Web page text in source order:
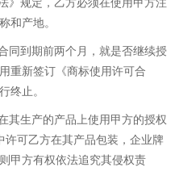
和产地。
同到期前两个月，就是否继续授
重新签订《商标使用许可合
终止。
其生产的产品上使用甲方的授权
可乙方在其产品包装，企业牌
甲方有权依法追究其侵权责